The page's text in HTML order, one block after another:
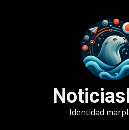
Identidad